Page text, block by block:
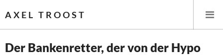
AXEL TROOST
Der Bankenretter, der von der Hypo